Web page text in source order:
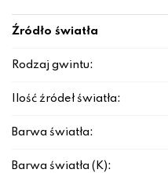
Źródło światła
Rodzaj gwintu:
Ilość źródeł światła:
Barwa światła:
Barwa światła (K):